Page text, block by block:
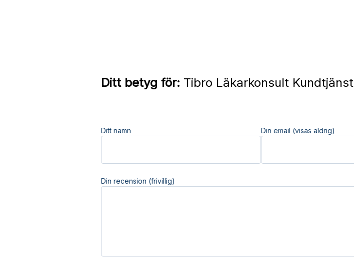
Ditt betyg för: Tibro Läkarkonsult Kundtjänst
Ditt namn Din email (visas aldrig)
Din recension (frivillig)